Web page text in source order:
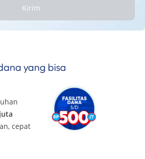
Kirim
yang bisa
cepat